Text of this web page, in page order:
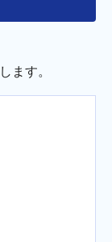
ます。